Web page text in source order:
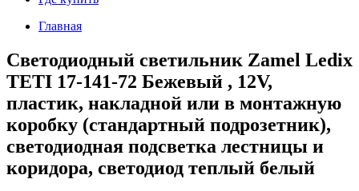
Главная
Светодиодный светильник Zamel Ledix
TETI 17-141-72 Бежевый , 12V,
пластик, накладной или в монтажную
коробку (стандартный подрозетник),
светодиодная подсветка лестницы и
коридора, светодиод теплый белый